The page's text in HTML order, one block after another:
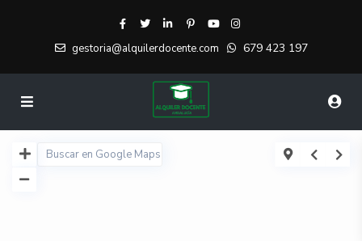
gestoria@alquilerdocente.com 679 423 197